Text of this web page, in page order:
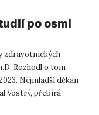
po osmi
zdravotnických
Rozhodl o tom
Nejmladší děkan
Vostrý, přebírá